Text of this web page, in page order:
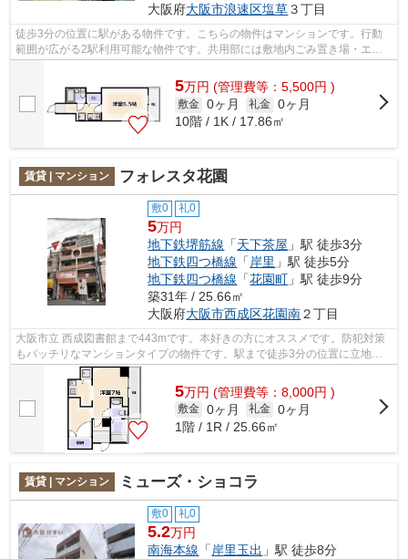
大阪府大阪市浪速区塩草３丁目
徒歩3分の位置に駅がある物件です。こちらの物件はマンションです。行動
範囲が広がる2駅利用可能な物件です。共用部には敷地内ごみ置き場・エレ
ベータなどが備わっておりとても充実し...
5万円 (管理費等：5,500円 )
敷金 0ヶ月 礼金 0ヶ月
10階 / 1K / 17.86㎡
賃貸 | マンション フォレスタ花園
敷0 礼0
5万円
地下鉄堺筋線 「天下茶屋 」駅 徒歩3分
地下鉄四つ橋線 「岸里 」駅 徒歩5分
地下鉄四つ橋線 「花園町 」駅 徒歩9分
築31年 / 25.66㎡
大阪府大阪市西成区花園南２丁目
大阪市立 西成図書館まで443mです。本好きの方にオススメです。防犯対策
もバッチリなマンションタイプの物件です。駅まで徒歩3分の位置に立地す
る、アクセス良好な物件です。共用部に...
5万円 (管理費等：8,000円 )
敷金 0ヶ月 礼金 0ヶ月
1階 / 1R / 25.66㎡
賃貸 | マンション ミューズ・ショコラ
敷0 礼0
5.2万円
南海本線 「 岸里玉出 」駅 徒歩8分